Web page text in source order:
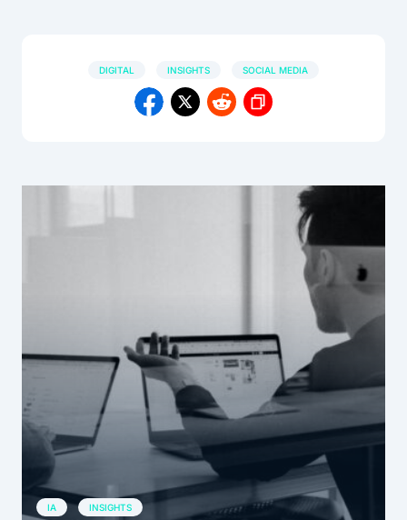
DIGITAL INSIGHTS SOCIAL MEDIA
IA INSIGHTS